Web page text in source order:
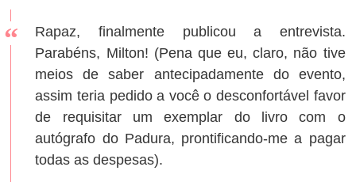
Rapaz, finalmente publicou a entrevista.
Parabéns, Milton! (Pena que eu, claro, não tive
meios de saber antecipadamente do evento,
assim teria pedido a você o desconfortável favor
de requisitar um exemplar do livro com o
autógrafo do Padura, prontificando-me a pagar
todas as despesas).